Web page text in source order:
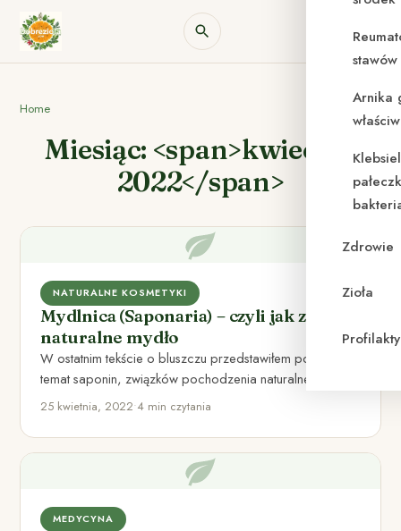
Arnika
Zdrowie
Zioła
Home
Miesiąc: <span>kwiecień
2022</span>
NATURALNE KOSMETYKI
Mydlnica (Saponaria) – czyli jak zrobić
naturalne mydło
W ostatnim tekście o bluszczu przedstawiłem pokrótce
temat saponin, związków pochodzenia naturalnego o
działaniu podobnym do mydła. Dzisiaj…
25 kwietnia, 2022•4 min czytania
MEDYCYNA